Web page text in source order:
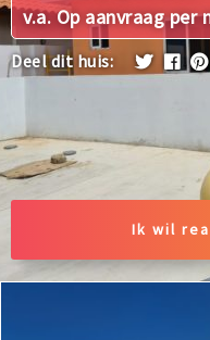
v.a. Op aanvraag per
Deel dit huis:
Ik wil